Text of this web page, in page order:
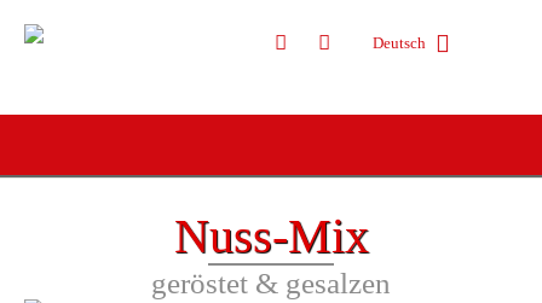
Deutsch
Nuss-Mix
geröstet & gesalzen